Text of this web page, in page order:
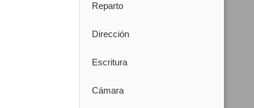
Reparto
Dirección
Escritura
Cámara